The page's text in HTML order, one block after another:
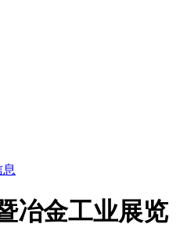
息
冶金工业展览